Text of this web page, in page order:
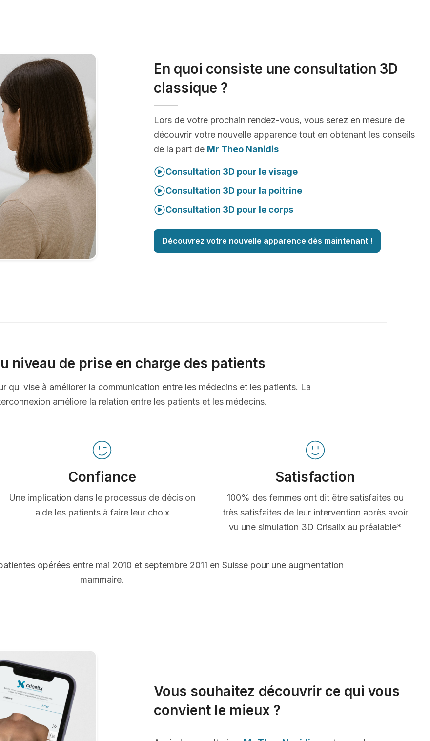
En quoi consiste une consultation 3D
classique ?
Lors de votre prochain rendez-vous, vous serez en mesure de
découvrir votre nouvelle apparence tout en obtenant les conseils
de la part de Mr Theo Nanidis
Consultation 3D pour le visage
Consultation 3D pour la poitrine
Consultation 3D pour le corps
Découvrez votre nouvelle apparence dès maintenant !
niveau de prise en charge des patients
qui vise à améliorer la communication entre les médecins et les patients. La
améliore la relation entre les patients et les médecins.
Confiance
Une implication dans le processus de décision
aide les patients à faire leur choix
Satisfaction
100% des femmes ont dit être satisfaites ou
très satisfaites de leur intervention après avoir
vu une simulation 3D Crisalix au préalable*
opérées entre mai 2010 et septembre 2011 en Suisse pour une augmentation
mammaire.
Vous souhaitez découvrir ce qui vous
convient le mieux ?